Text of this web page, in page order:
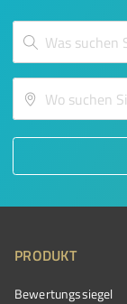
PRODUKT
Bewertungssiegel